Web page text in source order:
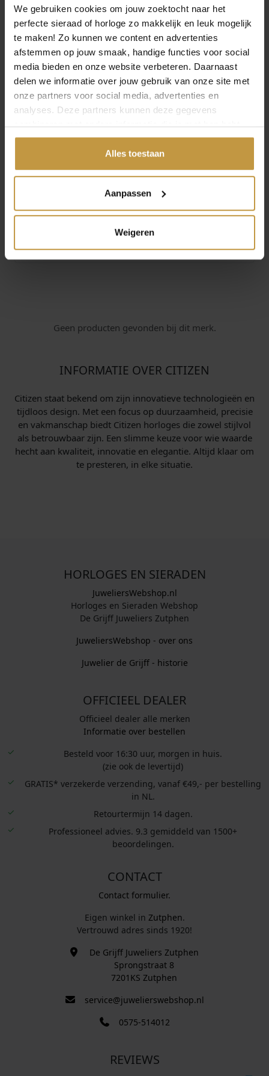
We gebruiken cookies om jouw zoektocht naar het
perfecte sieraad of horloge zo makkelijk en leuk mogelijk
te maken! Zo kunnen we content en advertenties
afstemmen op jouw smaak, handige functies voor social
media bieden en onze website verbeteren. Daarnaast
delen we informatie over jouw gebruik van onze site met
onze partners voor social media, advertenties en
analyses. Deze partners kunnen deze gegevens
combineren met andere informatie die je met hen hebt
gedeeld of die ze hebben verzameld via jouw gebruik van
Alles toestaan
Aanpassen
Weigeren
GRATIS Verzekerde verzending in Nederland bij
JuweliersWebshop.
Meest recente reviews
Charle •18 APR. 2024
Beoordeling:
[]
2 jaar geleden gekocht en wat denk je, na 1 maand
buiten de garantie stopt ie ermee. Automatisch
mechanisme werkt niet meer. Had ik niet verwacht
van Citizen. Voor mij geen Citizen meer. Is het geld
Specificaties
Geen producten gevonden bij dit merk.
INFORMATIE OVER CITIZEN
Citizen staat bekend om zijn innovatieve technologieën en
tijdloos design. Met een focus op duurzaamheid, precisie
en vakmanschap biedt Citizen horloges die zowel stijlvol
als betrouwbaar zijn. Een slimme keuze voor wie waarde
hecht aan kwaliteit, innovatie en elegantie. Altijd klaar om
te presteren, in elke situatie.
HORLOGES EN SIERADEN
JuweliersWebshop.nl
Horloges en Sieraden Webshop
De Grijff Juweliers Zutphen
JuweliersWebshop - over ons
Juwelier de Grijff - historie
OFFICIEEL DEALER
Officieel dealer alle merken
Informatie over bestellen
Besteld voor 16:30 uur, morgen in huis.
(zie ook de levertijd)
GRATIS* verzekerde verzending, vanaf €49,- per bestelling
in NL.
Retourtermijn 14 dagen.
Professioneel advies. 9.3 gemiddeld van 1500+
beoordelingen.
CONTACT
Contact formulier.
Eigen winkel in Zutphen.
Vertrouwd adres sinds 1920!
De Grijff Juweliers Zutphen
Sprongstraat 8
7201KS Zutphen
service@juwelierswebshop.nl
0575-514012
REVIEWS